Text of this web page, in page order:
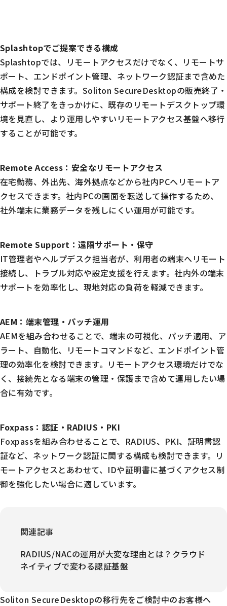
Splashtopでご提案できる構成
Splashtopでは、リモートアクセスだけでなく、リモートサ
ポート、エンドポイント管理、ネットワーク認証まで含めた
構成を検討できます。Soliton SecureDesktopの販売終了・
サポート終了をきっかけに、既存のリモートデスクトップ環
境を見直し、より運用しやすいリモートアクセス基盤へ移行
することが可能です。
Remote Access：安全なリモートアクセス
在宅勤務、外出先、海外拠点などから社内PCへリモートア
クセスできます。社内PCの画面を転送して操作するため、
社外端末に業務データを残しにくい運用が可能です。
Remote Support：遠隔サポート・保守
IT管理者やヘルプデスク担当者が、利用者の端末へリモート
接続し、トラブル対応や設定支援を行えます。社内外の端末
サポートを効率化し、現地対応の負荷を軽減できます。
AEM：端末管理・パッチ運用
AEMを組み合わせることで、端末の可視化、パッチ適用、ア
ラート、自動化、リモートコマンドなど、エンドポイント管
理の効率化を検討できます。リモートアクセス環境だけでな
く、接続先となる端末の管理・保護まで含めて運用したい場
合に有効です。
Foxpass：認証・RADIUS・PKI
Foxpassを組み合わせることで、RADIUS、PKI、証明書認
証など、ネットワーク認証に関する構成も検討できます。リ
モートアクセスとあわせて、IDや証明書に基づくアクセス制
御を強化したい場合に適しています。
関連記事
RADIUS/NACの運用が大変な理由とは？クラウド
ネイティブで変わる認証基盤
Soliton SecureDesktopの移行先をご検討中のお客様へ